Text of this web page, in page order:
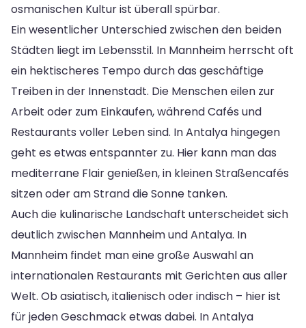
osmanischen Kultur ist überall spürbar.
Ein wesentlicher Unterschied zwischen den beiden
Städten liegt im Lebensstil. In Mannheim herrscht oft
ein hektischeres Tempo durch das geschäftige
Treiben in der Innenstadt. Die Menschen eilen zur
Arbeit oder zum Einkaufen, während Cafés und
Restaurants voller Leben sind. In Antalya hingegen
geht es etwas entspannter zu. Hier kann man das
mediterrane Flair genießen, in kleinen Straßencafés
sitzen oder am Strand die Sonne tanken.
Auch die kulinarische Landschaft unterscheidet sich
deutlich zwischen Mannheim und Antalya. In
Mannheim findet man eine große Auswahl an
internationalen Restaurants mit Gerichten aus aller
Welt. Ob asiatisch, italienisch oder indisch – hier ist
für jeden Geschmack etwas dabei. In Antalya